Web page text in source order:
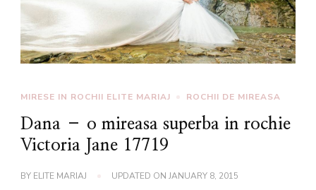
MIRESE IN ROCHII ELITE MARIAJ ROCHII DE MIREASA
Dana – o mireasa superba in rochie
Victoria Jane 17719
BY ELITE MARIAJ UPDATED ON JANUARY 8, 2015